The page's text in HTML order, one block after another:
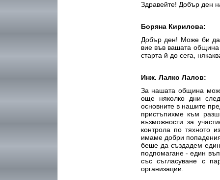
Здравейте! Добър ден
Боряна Кирилова:
Добър ден! Може би да
вие във вашата община
старта й до сега,
Инж. Лалко Лалов:
За нашата община
още няколко дни
основните в нашите
пристъпихме към
възможности за
контрола по тяхното
имаме добри
беше да създадем
подпомагане - един
със съгласуване с
организации.